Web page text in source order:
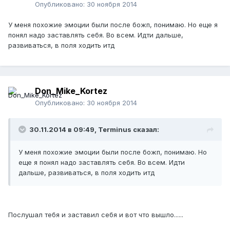
Опубликовано: 30 ноября 2014
У меня похожие эмоции были после божп, понимаю. Но еще я
понял надо заставлять себя. Во всем. Идти дальше,
развиваться, в поля ходить итд
Don_Mike_Kortez
Опубликовано: 30 ноября 2014
30.11.2014 в 09:49, Terminus сказал:
У меня похожие эмоции были после божп, понимаю. Но
еще я понял надо заставлять себя. Во всем. Идти
дальше, развиваться, в поля ходить итд
Послушал тебя и заставил себя и вот что вышло......